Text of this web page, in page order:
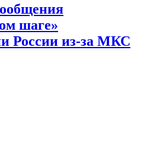
шаге»
России из-за МКС